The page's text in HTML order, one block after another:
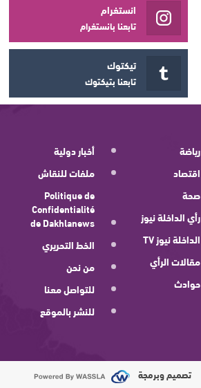
انستغرام
تابعنا بانستغرام
تيكتوك
تابعنا بتيكتوك
رياضة
اقتصاد
صحة
رأي الداخلة نيوز
الداخلة نيوز TV
مقالات الرأي
حوادث
أخبار دولية
ملفات للنقاش
Politique de
Confidentialité
de Dakhlanews
الخط التحريري
من نحن
للتواصل معنا
للنشر بالموقع
تصميم وبرمجة